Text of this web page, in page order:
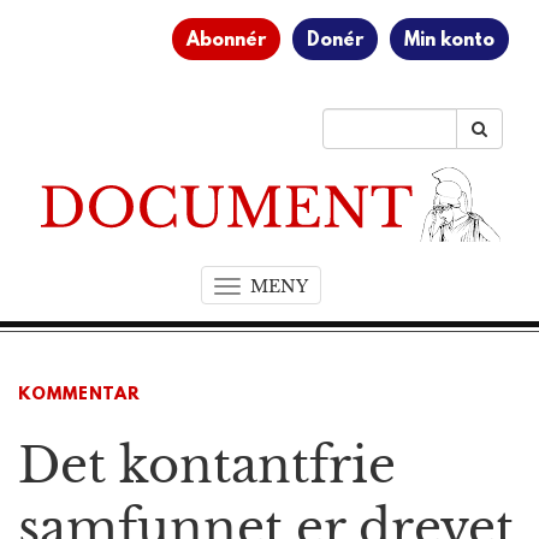
Abonnér Donér Min konto
MENYT
o
n
a
i
KOMMENTAR
Det kontantfrie